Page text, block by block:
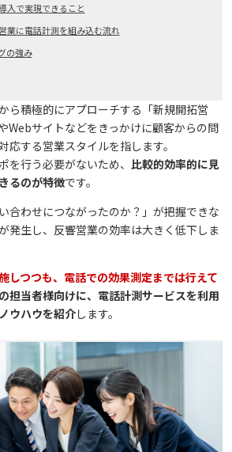
入で実現できること
業に電話計測を組み込む流れ
の強み
ら積極的にアプローチする「新規開拓営
Webサイトなどをきっかけに顧客からの問
応する営業スタイルを指します。
を行う必要がないため、 比較的効率的に見
るのが特徴です。
合わせにつながったのか？」が把握できな
発生し、反響営業の効率は大きく低下しま
しつつも、電話での効果測定までは行えて
担当者様向けに、電話計測サービスを利用
ウハウを紹介します。